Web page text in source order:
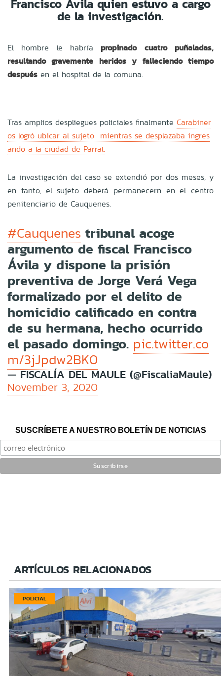
Francisco Ávila quien estuvo a cargo
de la investigación.
El hombre le habría propinado cuatro puñaladas,
resultando gravemente heridos y falleciendo tiempo
después en el hospital de la comuna.
Tras amplios despliegues policiales finalmente Carabiner
os logró ubicar al sujeto mientras se desplazaba ingres
ando a la ciudad de Parral.
La investigación del caso se extendió por dos meses, y
en tanto, el sujeto deberá permanecern en el centro
penitenciario de Cauquenes.
#Cauquenes tribunal acoge
argumento de fiscal Francisco
Ávila y dispone la prisión
preventiva de Jorge Verá Vega
formalizado por el delito de
homicidio calificado en contra
de su hermana, hecho ocurrido
el pasado domingo. pic.twitter.co
m/3jJpdw2BK0
— FISCALÍA DEL MAULE (@FiscaliaMaule)
November 3, 2020
SUSCRÍBETE A NUESTRO BOLETÍN DE NOTICIAS
ARTÍCULOS RELACIONADOS
POLICIAL